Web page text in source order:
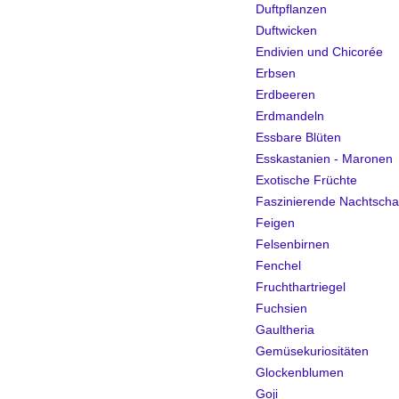
Duftpflanzen
Duftwicken
Endivien und Chicorée
Erbsen
Erdbeeren
Erdmandeln
Essbare Blüten
Esskastanien - Maronen
Exotische Früchte
Faszinierende
Feigen
Felsenbirnen
Fenchel
Fruchthartriegel
Fuchsien
Gaultheria
Gemüsekuriositäten
Glockenblumen
Goji